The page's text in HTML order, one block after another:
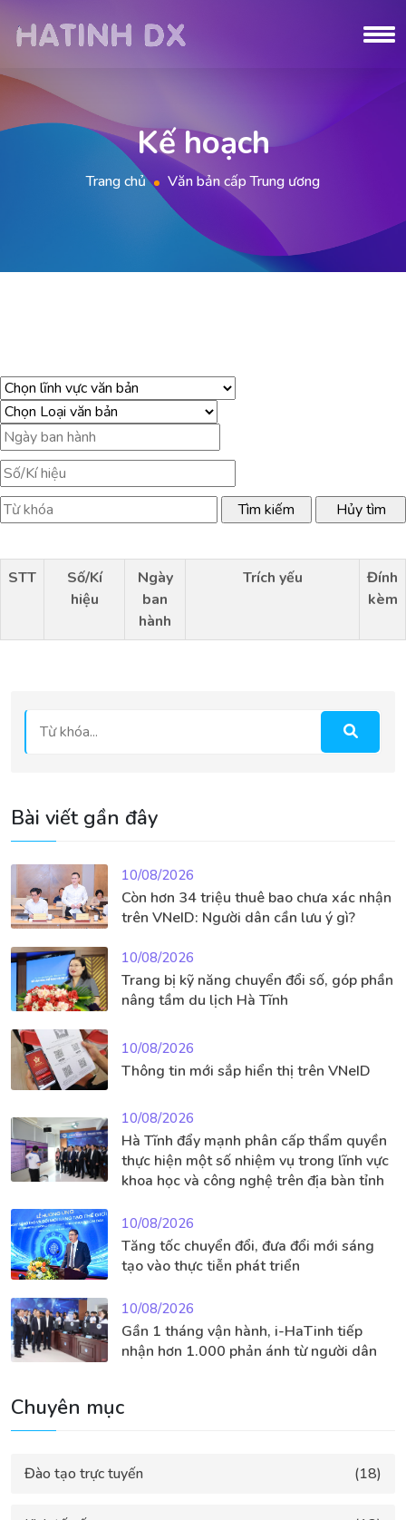
Kế hoạch
Trang chủ Văn bản cấp Trung ương
STT
Số/Kí
hiệu
Ngày
ban
hành
Trích yếu
Đính
kèm
Bài viết gần đây
10/08/2026
Còn hơn 34 triệu thuê bao chưa xác nhận
trên VNeID: Người dân cần lưu ý gì?
10/08/2026
Trang bị kỹ năng chuyển đổi số, góp phần
nâng tầm du lịch Hà Tĩnh
10/08/2026
Thông tin mới sắp hiển thị trên VNeID
10/08/2026
Hà Tĩnh đẩy mạnh phân cấp thẩm quyền
thực hiện một số nhiệm vụ trong lĩnh vực
khoa học và công nghệ trên địa bàn tỉnh
10/08/2026
Tăng tốc chuyển đổi, đưa đổi mới sáng
tạo vào thực tiễn phát triển
10/08/2026
Gần 1 tháng vận hành, i-HaTinh tiếp
nhận hơn 1.000 phản ánh từ người dân
Chuyên mục
Đào tạo trực tuyến (18)